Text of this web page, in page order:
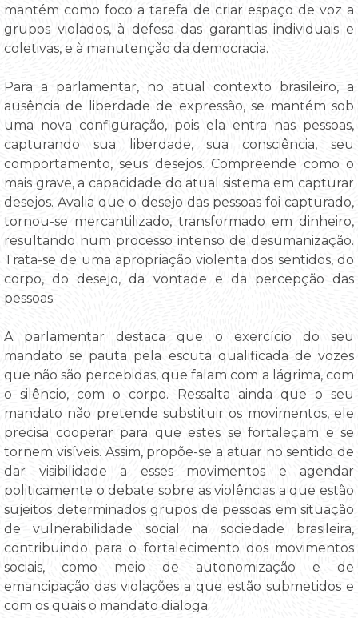
mantém como foco a tarefa de criar espaço de voz a
grupos violados, à defesa das garantias individuais e
coletivas, e à manutenção da democracia.
Para a parlamentar, no atual contexto brasileiro, a
ausência de liberdade de expressão, se mantém sob
uma nova configuração, pois ela entra nas pessoas,
capturando sua liberdade, sua consciência, seu
comportamento, seus desejos. Compreende como o
mais grave, a capacidade do atual sistema em capturar
desejos. Avalia que o desejo das pessoas foi capturado,
tornou-se mercantilizado, transformado em dinheiro,
resultando num processo intenso de desumanização.
Trata-se de uma apropriação violenta dos sentidos, do
corpo, do desejo, da vontade e da percepção das
pessoas.
A parlamentar destaca que o exercício do seu
mandato se pauta pela escuta qualificada de vozes
que não são percebidas, que falam com a lágrima, com
o silêncio, com o corpo. Ressalta ainda que o seu
mandato não pretende substituir os movimentos, ele
precisa cooperar para que estes se fortaleçam e se
tornem visíveis. Assim, propõe-se a atuar no sentido de
dar visibilidade a esses movimentos e agendar
politicamente o debate sobre as violências a que estão
sujeitos determinados grupos de pessoas em situação
de vulnerabilidade social na sociedade brasileira,
contribuindo para o fortalecimento dos movimentos
sociais, como meio de autonomização e de
emancipação das violações a que estão submetidos e
com os quais o mandato dialoga.